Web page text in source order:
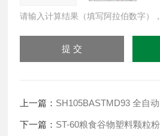
请输入计算结果（填写阿拉伯数字）
上一篇： SH105BASTMD93 全自
下一篇： ST-60粮食谷物塑料颗粒